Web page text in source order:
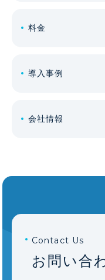
料金
導入事例
会社情報
Contact Us
お問い合